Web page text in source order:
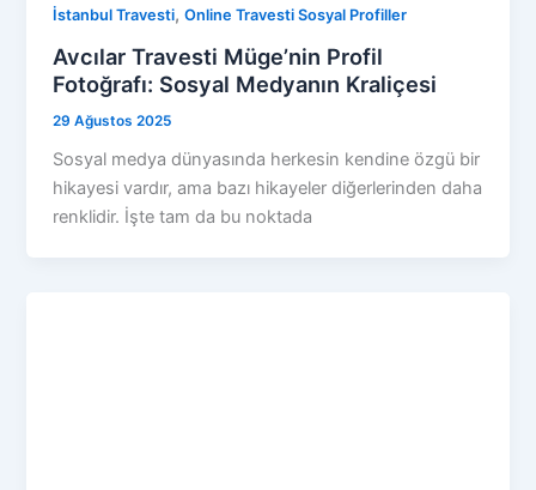
İstanbul Travesti,Online Travesti Sosyal Profiller
Avcılar Travesti Müge’nin Profil
Fotoğrafı: Sosyal Medyanın Kraliçesi
29 Ağustos 2025
Sosyal medya dünyasında herkesin kendine özgü bir
hikayesi vardır, ama bazı hikayeler diğerlerinden daha
renklidir. İşte tam da bu noktada